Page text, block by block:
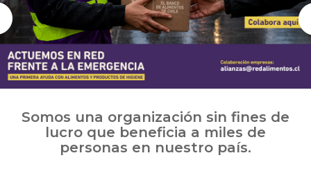
Somos una organización sin fines de
lucro que beneficia a miles de
personas en nuestro país.